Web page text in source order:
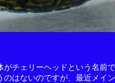
チェリーヘッドという名前
はないのですが、最近メイ